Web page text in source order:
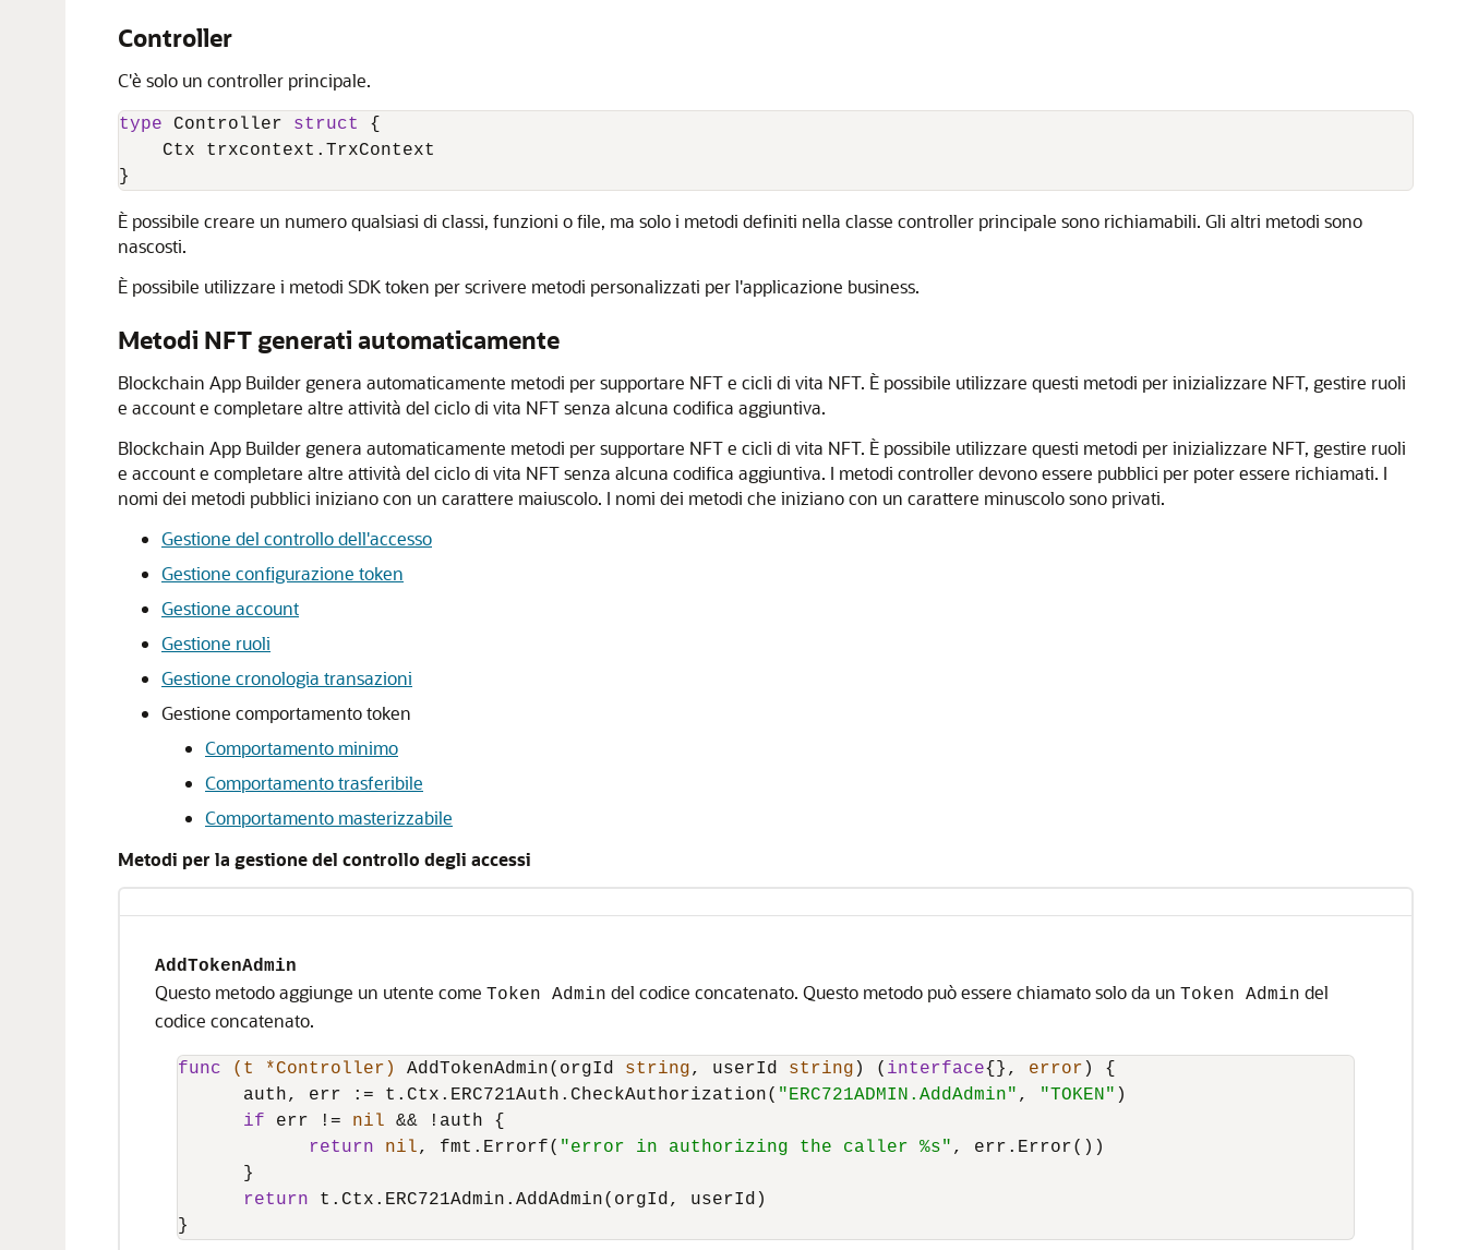
Controller
C'è solo un controller principale.
type Controller struct
{
    Ctx trxcontext.TrxContext
}
È possibile creare un numero qualsiasi di classi, funzioni o file, ma solo i metodi definiti nella classe controller principale sono richiamabili. Gli altri metodi sono
nascosti.
È possibile utilizzare i metodi SDK token per scrivere metodi personalizzati per l'applicazione business.
Metodi NFT generati automaticamente
Blockchain App Builder genera automaticamente metodi per supportare NFT e cicli di vita NFT. È possibile utilizzare questi metodi per inizializzare NFT, gestire ruoli
e account e completare altre attività del ciclo di vita NFT senza alcuna codifica aggiuntiva.
Blockchain App Builder genera automaticamente metodi per supportare NFT e cicli di vita NFT. È possibile utilizzare questi metodi per inizializzare NFT, gestire ruoli
e account e completare altre attività del ciclo di vita NFT senza alcuna codifica aggiuntiva. I metodi controller devono essere pubblici per poter essere richiamati. I
nomi dei metodi pubblici iniziano con un carattere maiuscolo. I nomi dei metodi che iniziano con un carattere minuscolo sono privati.
Gestione del controllo dell'accesso
Gestione configurazione token
Gestione account
Gestione ruoli
Gestione cronologia transazioni
Gestione comportamento token
Comportamento minimo
Comportamento trasferibile
Comportamento masterizzabile
Metodi per la gestione del controllo degli accessi
AddTokenAdmin
Questo metodo aggiunge un utente come Token Admin del codice concatenato. Questo metodo può essere chiamato solo da un Token Admin del
codice concatenato.
func (t *Controller) AddTokenAdmin(orgId string, userId string ) ( interface{}, error ) {
      auth, err := t.Ctx.ERC721Auth.CheckAuthorization(
"ERC721ADMIN.AddAdmin" , "TOKEN" )
if err != nil && !auth {
return
nil, fmt.Errorf( "error in authorizing the caller %s" , err.Error())
      }
return t.Ctx.ERC721Admin.AddAdmin(orgId, userId)
}